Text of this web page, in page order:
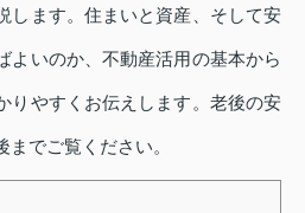
します。住まいと資産、そして安
よいのか、不動産活用の基本から
りやすくお伝えします。老後の安
でご覧ください。